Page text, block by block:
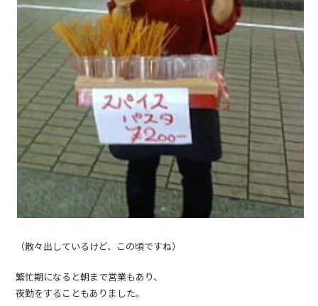
（散々出しているけど、この頃ですね）
繁忙期になると朝まで営業もあり、
夜勤をすることもありました。